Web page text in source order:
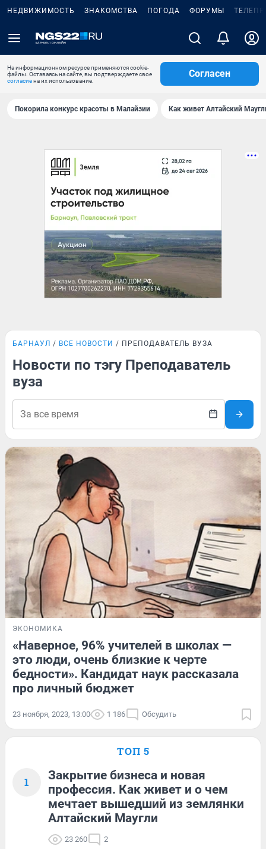
НЕДВИЖИМОСТЬ ЗНАКОМСТВА ПОГОДА ФОРУМЫ
На информационном ресурсе применяются cookie-
файлы. Оставаясь на сайте, вы подтверждаете свое
согласиена их использование.
Согласен
Покорила конкурс красоты в Малайзии Как живет Алтайский
БАРНАУЛ ВСЕ НОВОСТИ ПРЕПОДАВАТЕЛЬ ВУЗА
Новости по тэгу Преподаватель
вуза
ЭКОНОМИКА
«Наверное, 96% учителей в школах —
это люди, очень близкие к черте
бедности». Кандидат наук рассказала
про личный бюджет
23 ноября, 2023, 13:00 1 186 Обсудить
ТОП 5
1
Закрытие бизнеса и новая
профессия. Как живет и о чем
мечтает вышедший из землянки
Алтайский Маугли
23 260 2